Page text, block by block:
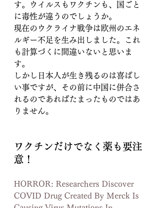
す。ウイルスもワクチンも、国ごと
に毒性が違うのでしょうか。
現在のウクライナ戦争は欧州のエネ
ルギー不足を生み出しました。これ
も計算づくに間違いないと思いま
す。
しかし日本人が生き残るのは喜ばし
い事ですが、その前に中国に併合さ
れるのであればたまったものではあ
りません。
ワクチンだけでなく薬も要注
意！
HORROR: Researchers Discover
COVID Drug Created By Merck Is